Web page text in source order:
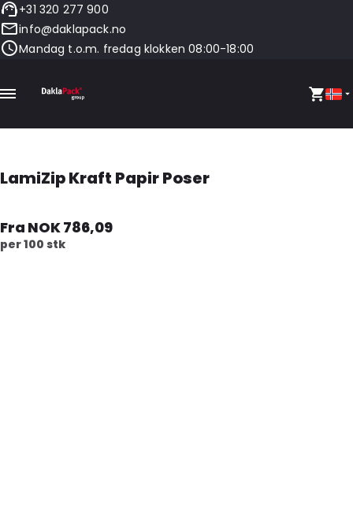
+31 320 277 900
info@daklapack.no
Mandag t.o.m. fredag klokken 08:00-18:00
LamiZip Kraft Papir Poser
Fra NOK 786,09
per 100 stk